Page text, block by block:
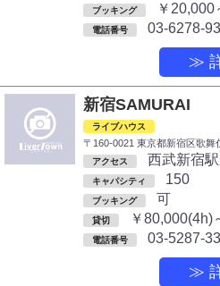
ブッキング ￥20,000
電話番号 03-6278-
≫
新宿SAMURAI
ライブハウス
〒160-0021 東京都新宿区歌舞
アクセス 西武新宿
キャパシティ 150
ブッキング 可
貸切 ￥80,000(4h)
電話番号 03-5287-
≫